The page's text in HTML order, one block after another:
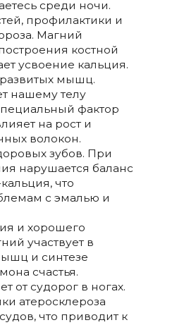
среди ночи.
профилактики и
Магний
костной
усвоение кальция.
мышц.
нашему телу
фактор
на рост и
волокон.
зубов. При
нарушается баланс
что
с эмалью и
и хорошего
участвует в
и синтезе
счастья.
от судорог в ногах.
атеросклероза
что приводит к